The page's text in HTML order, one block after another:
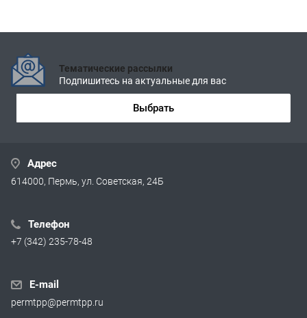
Тематические рассылки
Подпишитесь на актуальные для вас
Выбрать
Адрес
614000, Пермь, ул. Советская, 24Б
Телефон
+7 (342) 235-78-48
E-mail
permtpp@permtpp.ru